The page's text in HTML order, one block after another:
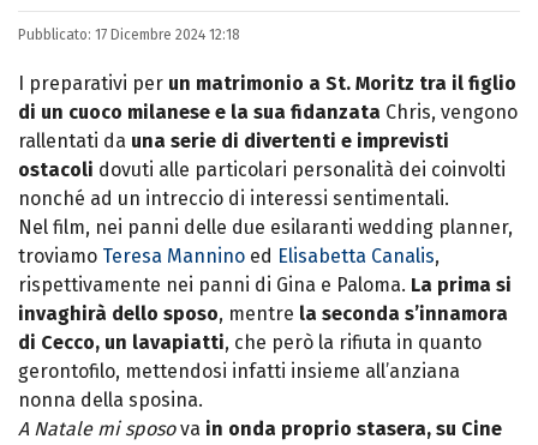
LINKEDIN
Si avvicina all'editoria studiando all'IED
come Fashion Editor. Si specializza poi in
Comunicazione digitale, Giornalismo e
Nuovi media presso La Sapienza,
collaborando con alcune testate ed uffici
stampa.
Pubblicato: 17 Dicembre 2024 12:18
I preparativi per un matrimonio a St. Moritz tra il figlio
di un cuoco milanese e la sua fidanzata Chris, vengono
rallentati da una serie di divertenti e imprevisti
ostacoli dovuti alle particolari personalità dei coinvolti
nonché ad un intreccio di interessi sentimentali.
Nel film, nei panni delle due esilaranti wedding planner,
troviamo Teresa Mannino ed Elisabetta Canalis,
rispettivamente nei panni di Gina e Paloma. La prima si
invaghirà dello sposo, mentre la seconda s’innamora
di Cecco, un lavapiatti, che però la rifiuta in quanto
gerontofilo, mettendosi infatti insieme all’anziana
nonna della sposina.
A Natale mi sposova in onda proprio stasera, su Cine